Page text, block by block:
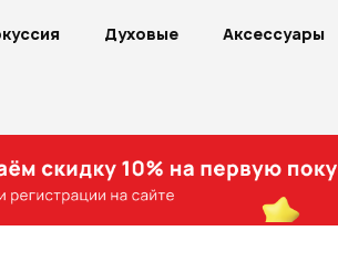
Духовые Аксессуары